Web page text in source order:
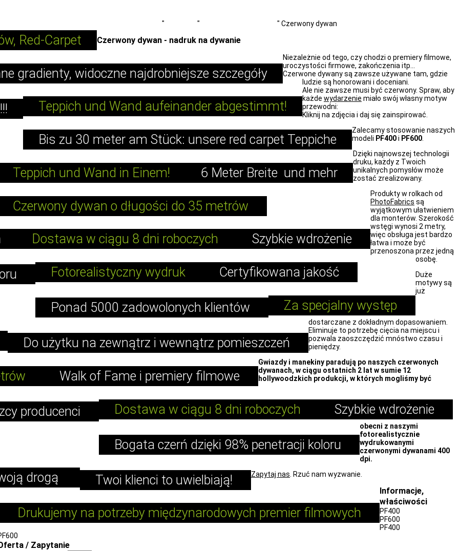
Red-Carpet
gradienty, widoczne najdrobniejsze szczegóły
Teppich und Wand aufeinander abgestimmt!
Bis zu 30 meter am Stück: unsere red carpet Teppiche
Teppich und Wand in Einem! 6 Meter Breite und mehr
Czerwony dywan o długości do 35 metrów
Dostawa w ciągu 8 dni roboczych Szybkie wdrożenie
Fotorealistyczny wydruk Certyfikowana jakość
Ponad 5000 zadowolonych klientów Za specjalny występ
Do użytku na zewnątrz i wewnątrz pomieszczeń
Walk of Fame i premiery filmowe
producenci Dostawa w ciągu 8 dni roboczych Szybkie wdrożenie
Bogata czerń dzięki 98% penetracji koloru
drogą Twoi klienci to uwielbiają!
Drukujemy na potrzeby międzynarodowych premier filmowych
" " " Czerwony dywan
Czerwony dywan - nadruk na dywanie
Niezależnie od tego, czy chodzi o premiery filmowe,
uroczystości firmowe, zakończenia itp...
Czerwone dywany są zawsze używane tam, gdzie
ludzie są honorowani i doceniani.
Ale nie zawsze musi być czerwony. Spraw, aby
każde wydarzenie miało swój własny motyw
przewodni:
Kliknij na zdjęcia i daj się zainspirować.
Zalecamy stosowanie naszych
modeli PF400i PF600
Dzięki najnowszej technologii
druku, każdy z Twoich
unikalnych pomysłów może
zostać zrealizowany.
Produkty w rolkach od
PhotoFabrics są
wyjątkowym ułatwieniem
dla monterów. Szerokość
wstęgi wynosi 2 metry,
więc obsługa jest bardzo
łatwa i może być
przenoszona przez jedną
osobę.
Duże
motywy są
już
dostarczane z dokładnym dopasowaniem.
Eliminuje to potrzebę cięcia na miejscu i
pozwala zaoszczędzić mnóstwo czasu i
pieniędzy.
Gwiazdy i manekiny paradują po naszych czerwonych
dywanach, w ciągu ostatnich 2 lat w sumie 12
hollywoodzkich produkcji, w których mogliśmy być
obecni z naszymi
fotorealistycznie
wydrukowanymi
czerwonymi dywanami 400
dpi.
Zapytaj nas . Rzuć nam wyzwanie.
Informacje,
właściwości
PF400
PF600
PF400
/ Zapytanie